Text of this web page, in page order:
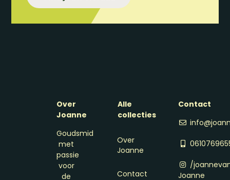
Over
Joanne
Goudsmid
met
passie
voor
de
Alle
collecties
Over
Joanne
Contact
Contact
/
Joanne